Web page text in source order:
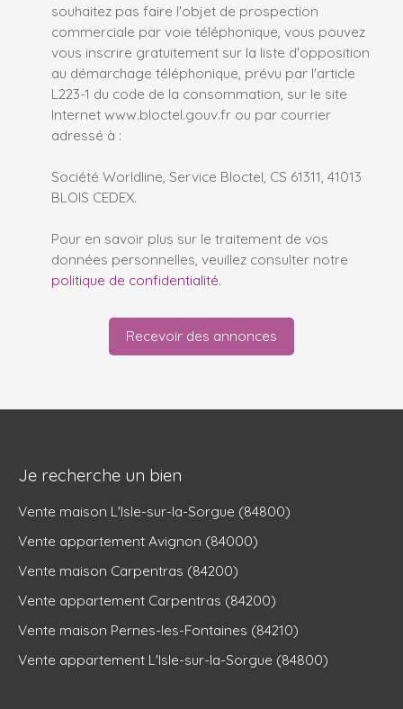
souhaitez pas faire l'objet de prospection
commerciale par voie téléphonique, vous pouvez
vous inscrire gratuitement sur la liste d'opposition
au démarchage téléphonique, prévu par l'article
L223-1 du code de la consommation, sur le site
Internet www.bloctel.gouv.fr ou par courrier
adressé à :
Société Worldline, Service Bloctel, CS 61311, 41013
BLOIS CEDEX.
Pour en savoir plus sur le traitement de vos
données personnelles, veuillez consulter notre
politique de confidentialité.
Recevoir des annonces
Je recherche un bien
Vente maison L'Isle-sur-la-Sorgue (84800)
Vente appartement Avignon (84000)
Vente maison Carpentras (84200)
Vente appartement Carpentras (84200)
Vente maison Pernes-les-Fontaines (84210)
Vente appartement L'Isle-sur-la-Sorgue (84800)